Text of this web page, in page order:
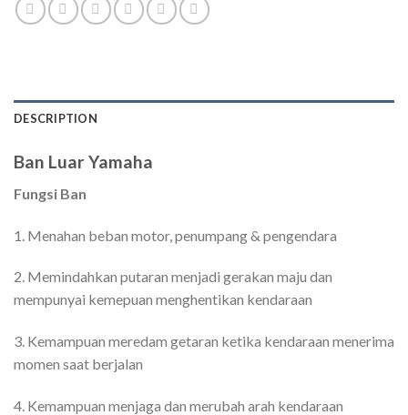
DESCRIPTION
Ban Luar Yamaha
Fungsi Ban
1. Menahan beban motor, penumpang & pengendara
2. Memindahkan putaran menjadi gerakan maju dan
mempunyai kemepuan menghentikan kendaraan
3. Kemampuan meredam getaran ketika kendaraan menerima
momen saat berjalan
4. Kemampuan menjaga dan merubah arah kendaraan